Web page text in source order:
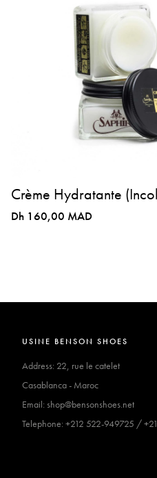
Crème Hydratante
Dh 160,00 MAD
USINE BENSON SHOES
Address: 22, rue le catelet
Casablanca - Maroc
Email: shop@bensonshoes.net
Telephone: +212 522-949725 /